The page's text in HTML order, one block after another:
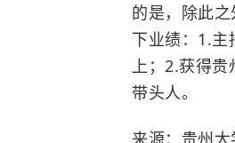
的是，除此
下业绩：1.主
上；2.获得贵
带头人。
来源：贵州